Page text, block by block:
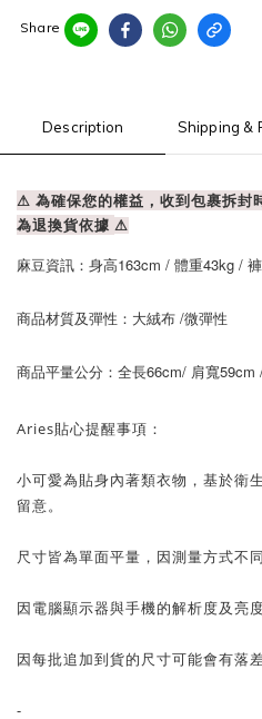
Share
Description Shipping &
⚠ 為確保您的權益，收到包裹拆封
為退換貨依據 ⚠
麻豆資訊：身高163cm / 體重43kg /
商品材質及彈性：大絨布 /微彈性
商品平量公分：全長66cm/ 肩寬
Aries貼心提醒事項：
小可愛為貼身內著類衣物，基於衛
留意。
尺寸皆為單面平量，因測量方式不
因電腦顯示器與手機的解析度及亮
因每批追加到貨的尺寸可能會有落
-